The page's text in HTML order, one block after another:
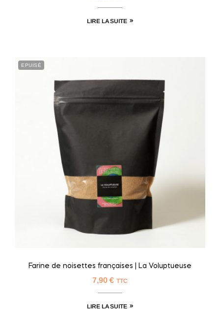
LIRE LA SUITE
EPUISÉ
Farine de noisettes françaises | La Voluptueuse
7,90 € TTC
LIRE LA SUITE